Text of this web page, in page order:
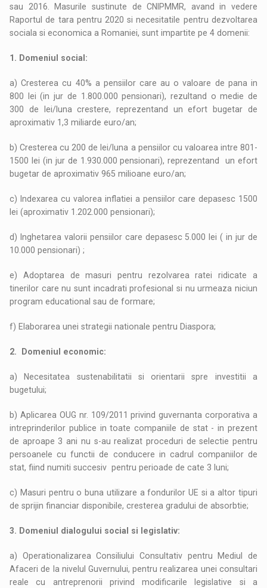
sau 2016. Masurile sustinute de CNIPMMR, avand in vedere
Raportul de tara pentru 2020 si necesitatile pentru dezvoltarea
sociala si economica a Romaniei, sunt impartite pe 4 domenii:
1. Domeniul social:
a) Cresterea cu 40% a pensiilor care au o valoare de pana in
800 lei (in jur de 1.800.000 pensionari), rezultand o medie de
300 de lei/luna crestere, reprezentand un efort bugetar de
aproximativ 1,3 miliarde euro/an;
b) Cresterea cu 200 de lei/luna a pensiilor cu valoarea intre 801-
1500 lei (in jur de 1.930.000 pensionari), reprezentand un efort
bugetar de aproximativ 965 milioane euro/an;
c) Indexarea cu valorea inflatiei a pensiilor care depasesc 1500
lei (aproximativ 1.202.000 pensionari);
d) Inghetarea valorii pensiilor care depasesc 5.000 lei ( in jur de
10.000 pensionari) ;
e) Adoptarea de masuri pentru rezolvarea ratei ridicate a
tinerilor care nu sunt incadrati profesional si nu urmeaza niciun
program educational sau de formare;
f) Elaborarea unei strategii nationale pentru Diaspora;
2. Domeniul economic:
a) Necesitatea sustenabilitatii si orientarii spre investitii a
bugetului;
b) Aplicarea OUG nr. 109/2011 privind guvernanta corporativa a
intreprinderilor publice in toate companiile de stat - in prezent
de aproape 3 ani nu s-au realizat proceduri de selectie pentru
persoanele cu functii de conducere in cadrul companiilor de
stat, fiind numiti succesiv pentru perioade de cate 3 luni;
c) Masuri pentru o buna utilizare a fondurilor UE si a altor tipuri
de sprijin financiar disponibile, cresterea gradului de absorbtie;
3. Domeniul dialogului social si legislativ:
a) Operationalizarea Consiliului Consultativ pentru Mediul de
Afaceri de la nivelul Guvernului, pentru realizarea unei consultari
reale cu antreprenorii privind modificarile legislative si a